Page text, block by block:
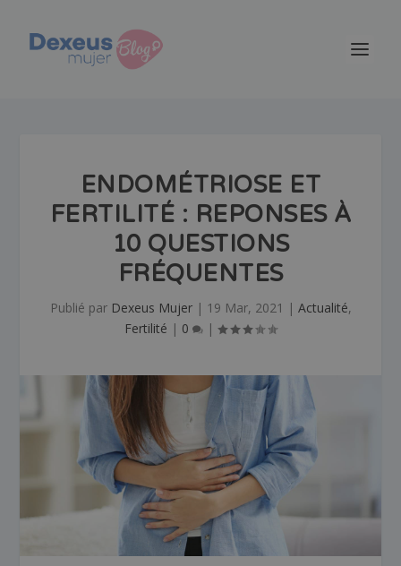
ENDOMÉTRIOSE ET
FERTILITÉ : REPONSES À
10 QUESTIONS
FRÉQUENTES
Publié par Dexeus Mujer| 19 Mar, 2021 | Actualité,
Fertilité | 0 |